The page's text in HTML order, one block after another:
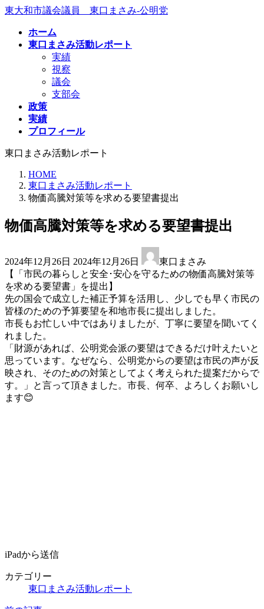
コ
ナ
東大和市議会議員 東口まさみ-公明党
ホーム
東口まさみ活動レポート
実績
視察
議会
支部会
政策
実績
プロフィール
東口まさみ活動レポート
HOME
東口まさみ活動レポート
物価高騰対策等を求める要望書提出
物価高騰対策等を求める要望書提出
2024年12月26日 終
更
新
日
時
:
2024年12月26日
東口まさみ
【「市民の暮らしと安全･安心を守るための物価高騰対策等
を求める要望書」を提出】
先の国会で成立した補正予算を活用し、少しでも早く市民の
皆様のための予算要望を和地市長に提出しました。
市長もお忙しい中ではありましたが、丁寧に要望を聞いてく
れました。
「財源があれば、公明党会派の要望はできるだけ叶えたいと
思っています。なぜなら、公明党からの要望は市民の声が反
映され、そのための対策としてよく考えられた提案だからで
す。」と言って頂きました。市長、何卒、よろしくお願いし
ます😊
iPadから送信
カテゴリー
東口まさみ活動レポート